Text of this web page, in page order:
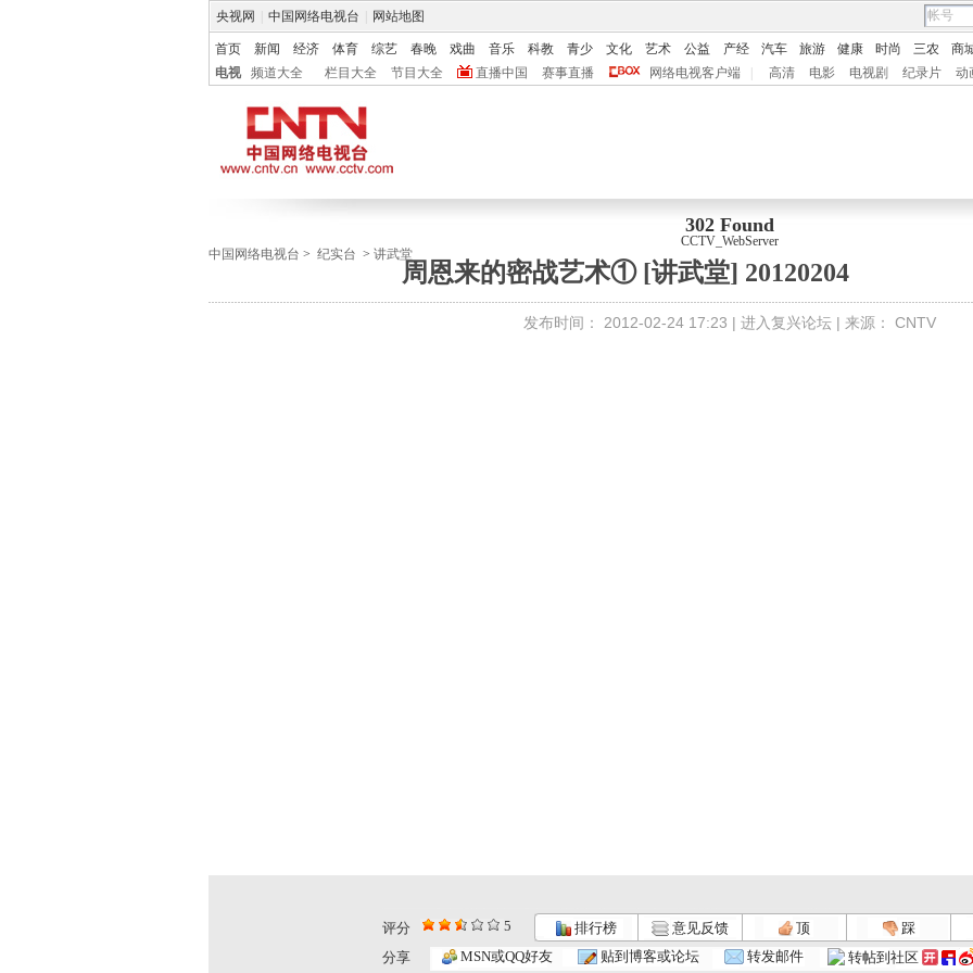
央视网 中国网络电视台 网站地图
首页 新闻 经济 体育 综艺 春晚 戏曲 音乐 科教 青少 文化 艺术 公益 产经 汽车 旅游 健康 时尚 三农
商
电视
频道大全 栏目大全 节目大全 直播中国 赛事直播 网络电视客户端 高清 电影 电视剧 纪录片 动
302 Found
CCTV_WebServer
中国网络电视台 > 纪实台 > 讲武堂
周恩来的密战艺术① [讲武堂] 20120204
发布时间： 2012-02-24 17:23 | 进入复兴论坛 | 来源： CNTV
评分 5 排行榜 意见反馈 顶
踩
分享
MSN或QQ好友 贴到博客或论坛 转发邮件 转帖到社区